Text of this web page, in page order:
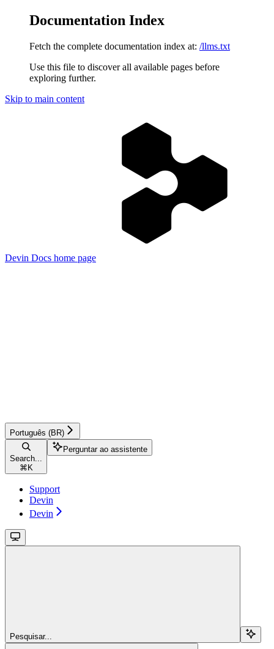
Documentation Index
Fetch the complete documentation index at: /llms.txt
Use this file to discover all available pages before
exploring further.
Skip to main content
Devin Docs home page
Português (BR)
Search...
⌘ K
Perguntar ao assistente
Support
Devin
Devin
Pesquisar...